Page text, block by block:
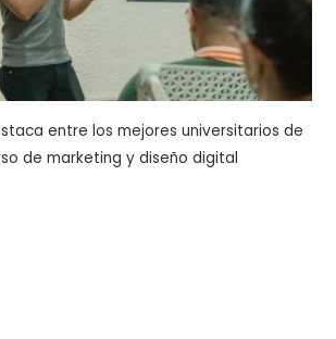
entre los mejores universitarios de
de marketing y diseño digital